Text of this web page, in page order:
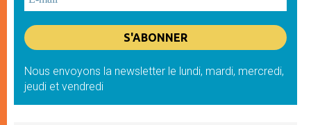
Nous envoyons la newsletter le lundi, mardi, mercredi,
jeudi et vendredi